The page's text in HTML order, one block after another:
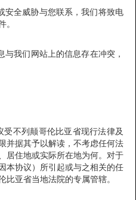
全威胁与您联系，我们将致电
。
们网站上的信息存在冲突，
不列颠哥伦比亚省现行法律及
并据其予以解读，不考虑任何法
居住地或实际所在地为何。对于
本协议）所引起或与之相关的任
比亚省当地法院的专属管辖。